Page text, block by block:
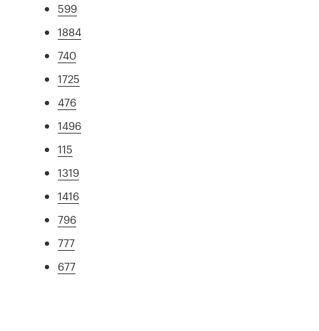
599
1884
740
1725
476
1496
115
1319
1416
796
777
677